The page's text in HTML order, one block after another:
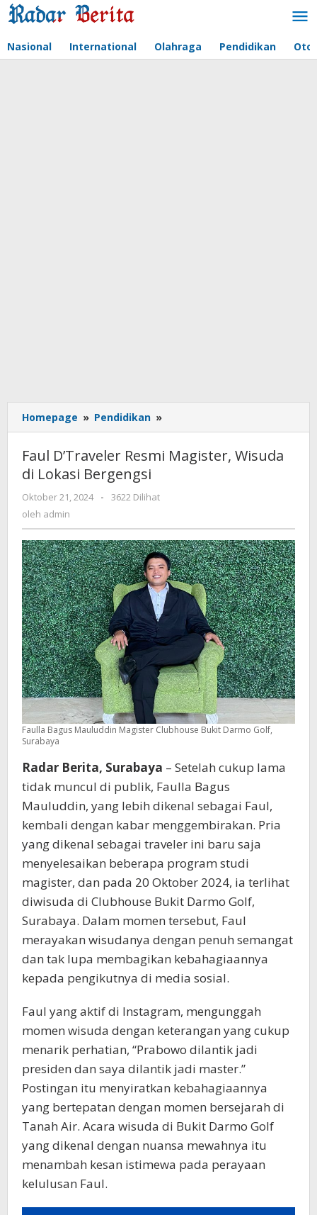
Lewati
ke
Nasional International Olahraga Pendidikan
Homepage » Pendidikan »
D’Traveler
Magister,
Faul D’Traveler Resmi Magister, Wisuda
di Lokasi Bergengsi
Oktober 21, 2024
oleh
-
3622 Dilihat
oleh admin
Faulla Bagus Mauluddin Magister Clubhouse Bukit Darmo Golf,
Surabaya
Radar Berita, Surabaya – Setelah cukup lama
tidak muncul di publik, Faulla Bagus
Mauluddin, yang lebih dikenal sebagai Faul,
kembali dengan kabar menggembirakan. Pria
yang dikenal sebagai traveler ini baru saja
menyelesaikan beberapa program studi
magister, dan pada 20 Oktober 2024, ia terlihat
diwisuda di Clubhouse Bukit Darmo Golf,
Surabaya. Dalam momen tersebut, Faul
merayakan wisudanya dengan penuh semangat
dan tak lupa membagikan kebahagiaannya
kepada pengikutnya di media sosial.
Faul yang aktif di Instagram, mengunggah
momen wisuda dengan keterangan yang cukup
menarik perhatian, “Prabowo dilantik jadi
presiden dan saya dilantik jadi master.”
Postingan itu menyiratkan kebahagiaannya
yang bertepatan dengan momen bersejarah di
Tanah Air. Acara wisuda di Bukit Darmo Golf
yang dikenal dengan nuansa mewahnya itu
menambah kesan istimewa pada perayaan
kelulusan Faul.